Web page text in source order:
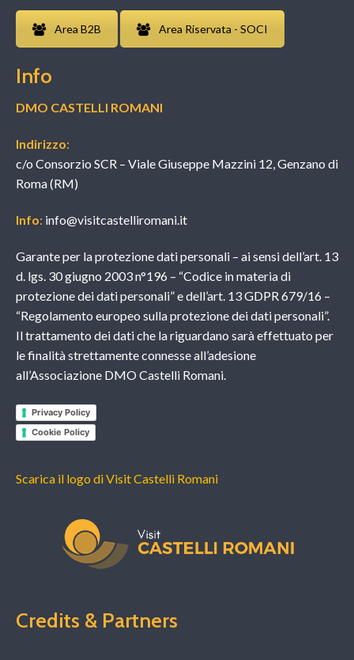
Area B2B Area Riservata - SOCI
Info
DMO CASTELLI ROMANI
Indirizzo:
c/o Consorzio SCR – Viale Giuseppe Mazzini 12, Genzano di
Roma (RM)
Info: info@visitcastelliromani.it
Garante per la protezione dati personali – ai sensi dell’art. 13
d. lgs. 30 giugno 2003 n°196 – “Codice in materia di
protezione dei dati personali” e dell’art. 13 GDPR 679/16 –
“Regolamento europeo sulla protezione dei dati personali”.
Il trattamento dei dati che la riguardano sarà effettuato per
le finalità strettamente connesse all’adesione
all’Associazione DMO Castelli Romani.
Privacy Policy
Cookie Policy
Scarica il logo di Visit Castelli Romani
Credits & Partners